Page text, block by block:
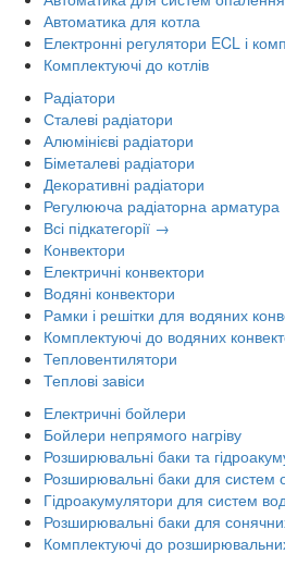
Автоматика для котла
Електронні регулятори ECL і
Комплектуючі до котлів
Радіатори
Сталеві радіатори
Алюмінієві радіатори
Біметалеві радіатори
Декоративні радіатори
Регулююча радіаторна арматура
Всі підкатегорії →
Конвектори
Електричні конвектори
Водяні конвектори
Рамки і решітки для водяних
Комплектуючі до водяних
Тепловентилятори
Теплові завіси
Електричні бойлери
Бойлери непрямого нагріву
Розширювальні баки та
Розширювальні баки для систем
Гідроакумулятори для систем
Розширювальні баки для
Комплектуючі до